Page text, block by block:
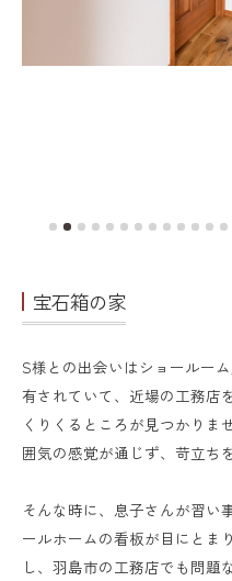
宝石箱の家
S様との出会いはショールー
有されていて、近場の工務店
くりくるところが見つかりま
囲気の感覚が通じず、苛立ち
そんな時に、息子さんが習い
ールホームの看板が目にとま
し、羽島市の工務店でも問題